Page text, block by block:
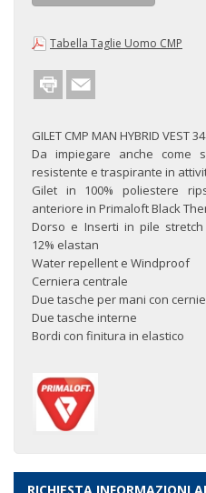
Tabella Taglie Uomo CMP
GILET CMP MAN HYBRID VEST
Da impiegare anche come
resistente e traspirante in
Gilet in 100% poliestere
anteriore in Primaloft Black
Dorso e Inserti in pile
12% elastan
Water repellent e Windproof
Cerniera centrale
Due tasche per mani con
Due tasche interne
Bordi con finitura in elastico